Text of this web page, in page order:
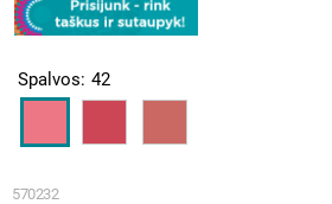
570232
Spalvos 42